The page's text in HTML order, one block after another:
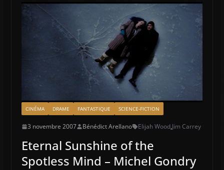
CINÉMA DRAME FANTASTIQUE SCIENCE-FICTION
3 novembre 2007 Bénédict Arellano Elijah Wood,Jim Carrey
Eternal Sunshine of the
Spotless Mind – Michel Gondry